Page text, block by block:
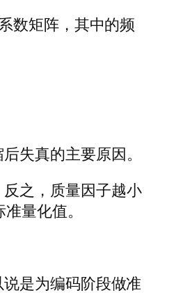
数矩阵，其中的频
失真的主要原因。
之，质量因子越小
量化值。
是为编码阶段做准